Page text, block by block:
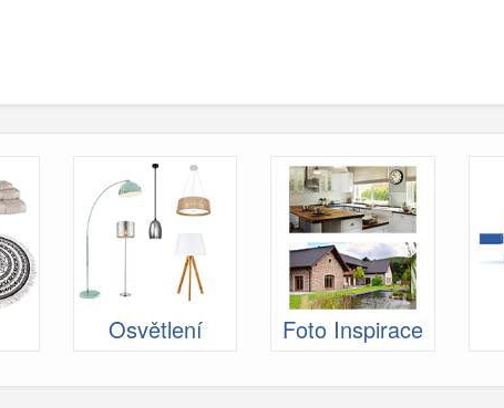
Osvětlení Foto Inspirace